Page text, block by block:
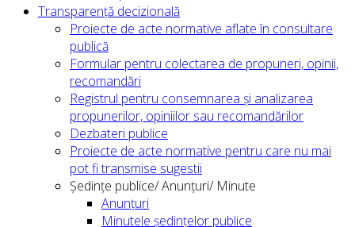
Transparență decizională
Proiecte de acte normative aflate în consultare
publică
Formular pentru colectarea de propuneri, opinii,
recomandări
Registrul pentru consemnarea și analizarea
propunerilor, opiniilor sau recomandărilor
Dezbateri publice
Proiecte de acte normative pentru care nu mai
pot fi transmise sugestii
Ședințe publice/ Anunțuri/ Minute
Anunțuri
Minutele ședințelor publice